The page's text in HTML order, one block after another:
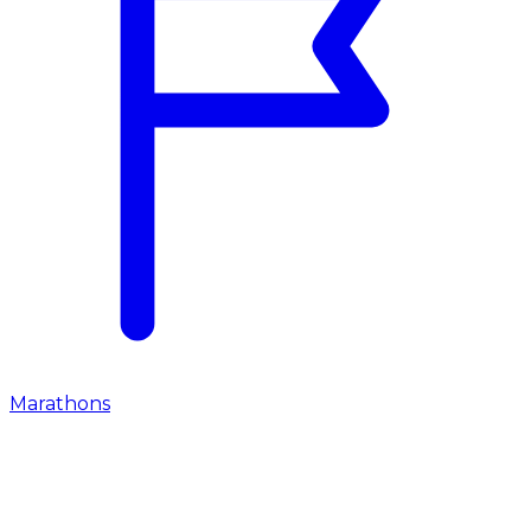
Marathons